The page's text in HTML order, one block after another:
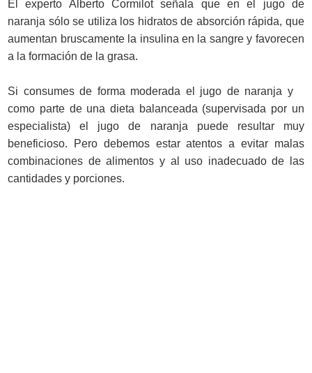
El experto Alberto Cormilot señala que en el jugo de
naranja sólo se utiliza los hidratos de absorción rápida, que
aumentan bruscamente la insulina en la sangre y favorecen
a la formación de la grasa.
Si consumes de forma moderada el jugo de naranja y
como parte de una dieta balanceada (supervisada por un
especialista) el jugo de naranja puede resultar muy
beneficioso. Pero debemos estar atentos a evitar malas
combinaciones de alimentos y al uso inadecuado de las
cantidades y porciones.